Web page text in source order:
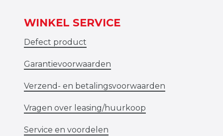
WINKEL SERVICE
Defect product
Garantievoorwaarden
Verzend- en betalingsvoorwaarden
Vragen over leasing/huurkoop
Service en voordelen